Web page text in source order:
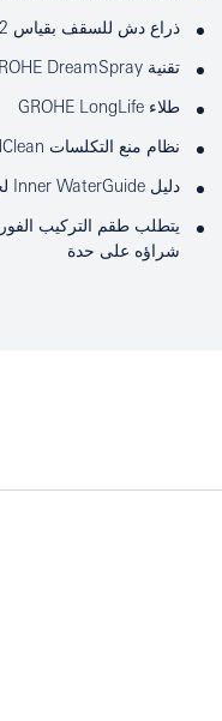
ذراع دش للسقف بقياس 142 مم
تقنية GROHE DreamSpray لنمط رشاش مثالي
طلاء GROHE LongLife
نظام منع التكلسات GROHE SpeedClean
دليل Inner WaterGuide لحياة أطول
شراؤه على حدة